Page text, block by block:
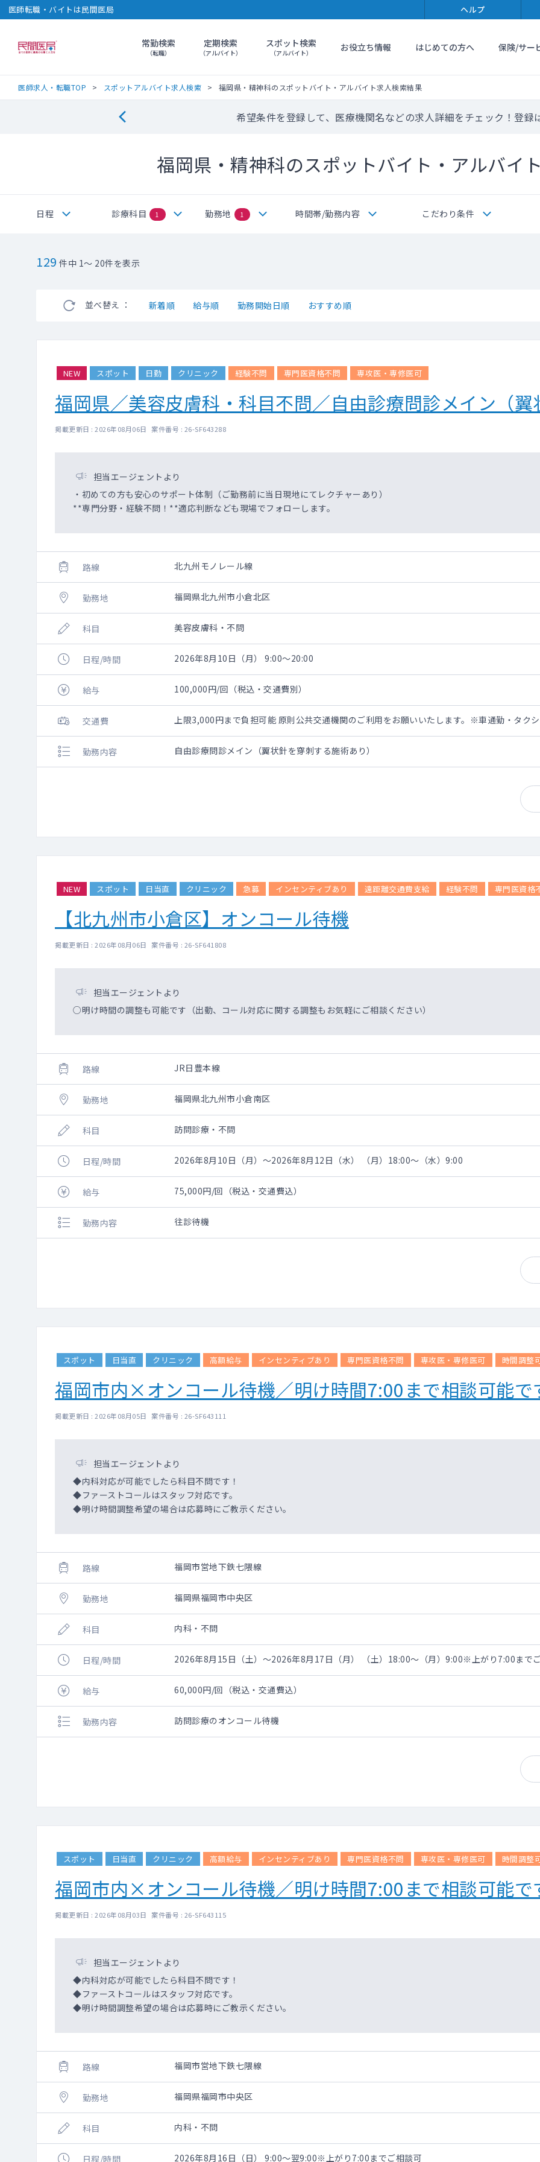
医師転職・バイトは民間医局 ヘルプ
民間医局常勤検索
（転職）
定期検索
（アルバイト）
スポット検索
（アルバイト） お役立ち情報 はじめての方へ 保険/サー
医師求人・転職TOP スポットアルバイト求人検索 福岡県・精神科のスポットバイト・アルバイト求人検索結果
希望条件を登録して、医療機関名などの求人詳細をチェック！登録
福岡県・精神科のスポットバイト・アルバイ
日程 診療科目 1 勤務地 1 時間帯/勤務内容 こだわり条件
129 件中 1～ 20件を表示
並べ替え ： 新着順 給与順 勤務開始日順 おすすめ順
NEW スポット 日勤 クリニック 経験不問 専門医資格不問 専攻医・専修医可
福岡県／美容皮膚科・科目不問／自由診療問診メイン（
掲載更新日 : 2026年08月06日 案件番号 : 26-SF643288
担当エージェントより
・初めての方も安心のサポート体制（ご勤務前に当日現地にてレクチャーあり）
**専門分野・経験不問！**適応判断なども現場でフォローします。
路線 北九州モノレール線
勤務地 福岡県北九州市小倉北区
科目 美容皮膚科・不問
日程/時間 2026年8月10日（月） 9:00～20:00
給与 100,000円/回（税込・交通費別）
交通費 上限3,000円まで負担可能 原則公共交通機関のご利用をお願いいたします。※車通勤・タク
勤務内容 自由診療問診メイン（翼状針を穿刺する施術あり）
NEW スポット 日当直 クリニック 急募 インセンティブあり 遠距離交通費支給 経験不問 専門医資格
【北九州市小倉区】オンコール待機
掲載更新日 : 2026年08月06日 案件番号 : 26-SF641808
担当エージェントより
○明け時間の調整も可能です（出動、コール対応に関する調整もお気軽にご相談ください）
路線 JR日豊本線
勤務地 福岡県北九州市小倉南区
科目 訪問診療・不問
日程/時間 2026年8月10日（月）～2026年8月12日（水） （月）18:00～（水）9:00
給与 75,000円/回（税込・交通費込）
勤務内容 往診待機
スポット 日当直 クリニック 高額給与 インセンティブあり 専門医資格不問 専攻医・専修医可 時間調整
福岡市内×オンコール待機／明け時間7:00まで相談可能で
掲載更新日 : 2026年08月05日 案件番号 : 26-SF643111
担当エージェントより
◆内科対応が可能でしたら科目不問です！
◆ファーストコールはスタッフ対応です。
◆明け時間調整希望の場合は応募時にご教示ください。
路線 福岡市営地下鉄七隈線
勤務地 福岡県福岡市中央区
科目 内科・不問
日程/時間 2026年8月15日（土）～2026年8月17日（月） （土）18:00～（月）9:00※上がり7:00まで
給与 60,000円/回（税込・交通費込）
勤務内容 訪問診療のオンコール待機
スポット 日当直 クリニック 高額給与 インセンティブあり 専門医資格不問 専攻医・専修医可 時間調整
福岡市内×オンコール待機／明け時間7:00まで相談可能で
掲載更新日 : 2026年08月03日 案件番号 : 26-SF643115
担当エージェントより
◆内科対応が可能でしたら科目不問です！
◆ファーストコールはスタッフ対応です。
◆明け時間調整希望の場合は応募時にご教示ください。
路線 福岡市営地下鉄七隈線
勤務地 福岡県福岡市中央区
科目 内科・不問
日程/時間 2026年8月16日（日） 9:00～翌9:00※上がり7:00までご相談可